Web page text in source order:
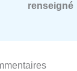
renseigné